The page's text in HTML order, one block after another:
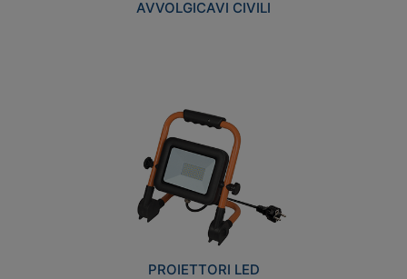
AVVOLGICAVI CIVILI
PROIETTORI LED